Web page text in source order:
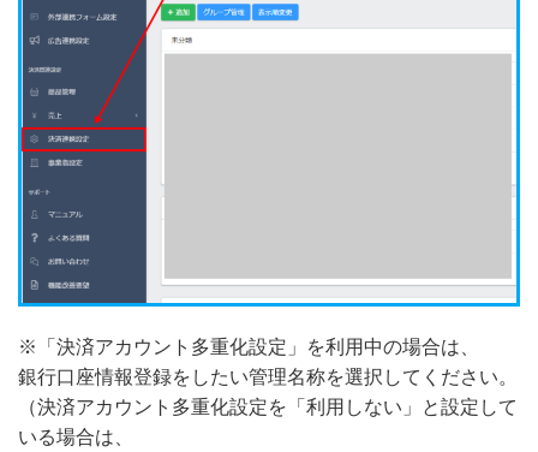
※「決済アカウント多重化設定」を利用中の場合は、
銀行口座情報登録をしたい管理名称を選択してください。
（決済アカウント多重化設定を「利用しない」と設定して
いる場合は、